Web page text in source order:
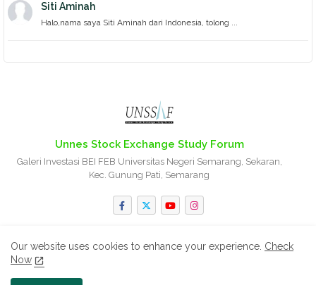
Siti Aminah
Halo,nama saya Siti Aminah dari Indonesia, tolong ...
Unnes Stock Exchange Study Forum
Galeri Investasi BEI FEB Universitas Negeri Semarang, Sekaran,
Kec. Gunung Pati, Semarang
Our website uses cookies to enhance your experience. Check
Now